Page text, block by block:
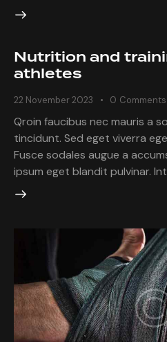
Nutrition and
athletes
22 November 2023 0 Comments
Qroin faucibus nec mauris a
tincidunt. Sed eget viverra
Fusce sodales augue a
ipsum eget blandit pulvinar.